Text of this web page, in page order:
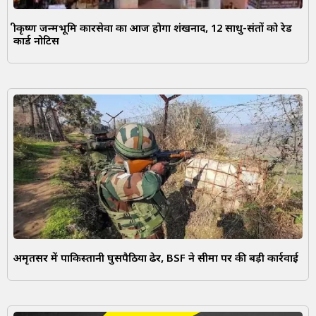
श्रीकृष्ण जन्मभूमि कारसेवा का आज होगा शंखनाद, 12 साधु-संतों को रेड
कार्ड नोटिस
अमृतसर में पाकिस्तानी घुसपैठिया ढेर, BSF ने सीमा पर की बड़ी कार्रवाई